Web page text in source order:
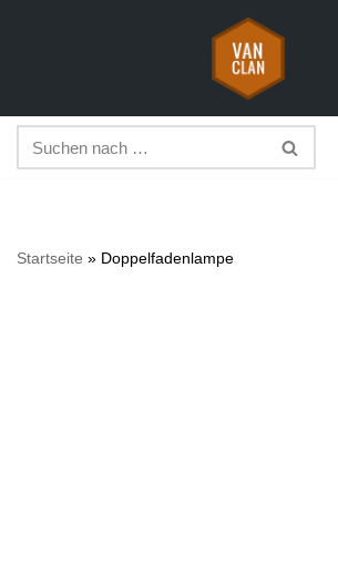
springen
Startseite » Doppelfadenlampe